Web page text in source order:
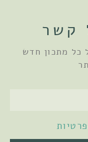
קשר
כל מתכון חדש